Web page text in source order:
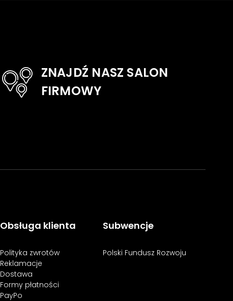
ZNAJDŹ NASZ SALON
FIRMOWY
Obsługa klienta
Polityka zwrotów
Reklamacje
Dostawa
Formy płatności
PayPo
Subwencje
Polski Fundusz Rozwoju